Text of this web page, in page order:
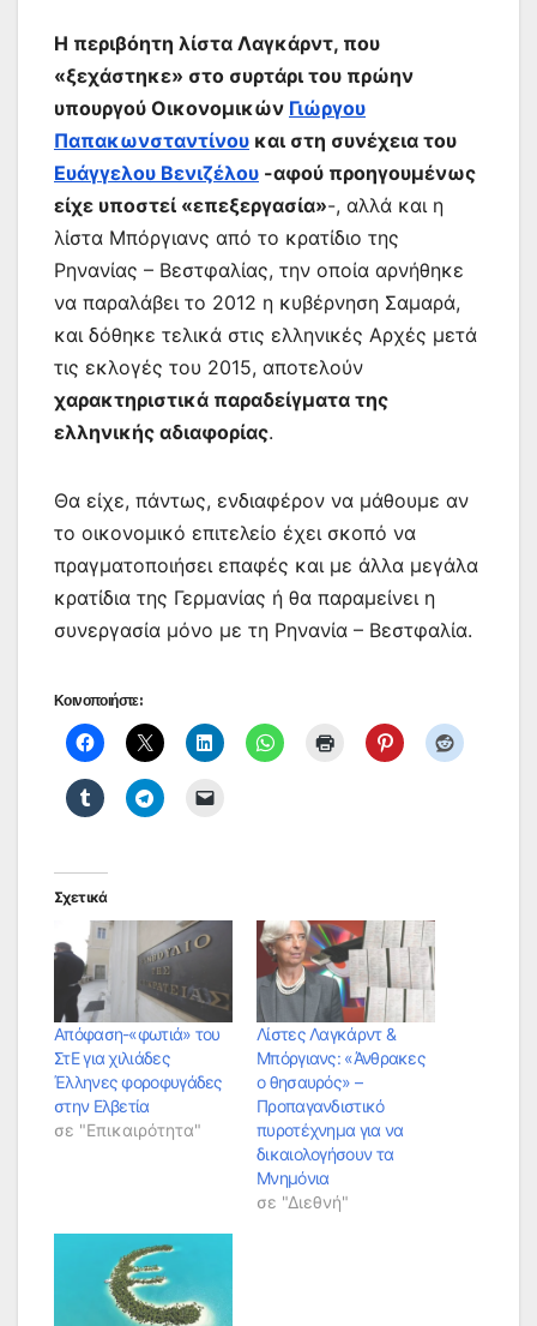
Η περιβόητη λίστα Λαγκάρντ, που
«ξεχάστηκε» στο συρτάρι του πρώην
υπουργού Οικονομικών Γιώργου
Παπακωνσταντίνου και στη συνέχεια του
Ευάγγελου Βενιζέλου -αφού προηγουμένως
είχε υποστεί «επεξεργασία»-, αλλά και η
λίστα Μπόργιανς από το κρατίδιο της
Ρηνανίας – Βεστφαλίας, την οποία αρνήθηκε
να παραλάβει το 2012 η κυβέρνηση Σαμαρά,
και δόθηκε τελικά στις ελληνικές Αρχές μετά
τις εκλογές του 2015, αποτελούν
χαρακτηριστικά παραδείγματα της
ελληνικής αδιαφορίας.
Θα είχε, πάντως, ενδιαφέρον να μάθουμε αν
το οικονομικό επιτελείο έχει σκοπό να
πραγματοποιήσει επαφές και με άλλα μεγάλα
κρατίδια της Γερμανίας ή θα παραμείνει η
συνεργασία μόνο με τη Ρηνανία – Βεστφαλία.
Κοινοποιήστε:
Σχετικά
Απόφαση-«φωτιά» του
ΣτΕ για χιλιάδες
Έλληνες φοροφυγάδες
στην Ελβετία
σε "Επικαιρότητα"
Λίστες Λαγκάρντ &
Μπόργιανς: «Άνθρακες
ο θησαυρός» –
Προπαγανδιστικό
πυροτέχνημα για να
δικαιολογήσουν τα
Μνημόνια
σε "Διεθνή"